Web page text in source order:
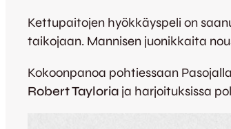
Kettupaitojen hyökkäyspeli on
taikojaan. Mannisen juonikkaita
Kokoonpanoa pohtiessaan
Robert Tayloria ja harjoituksissa